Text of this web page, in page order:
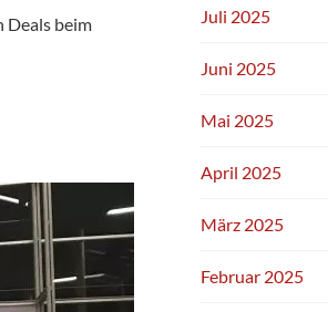
Deals beim
Juli 2025
Juni 2025
Mai 2025
April 2025
März 2025
Februar 2025